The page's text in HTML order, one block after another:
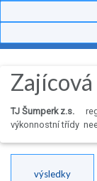
TJ Šumperk z.s.
výkonnostní třídy
výsledky